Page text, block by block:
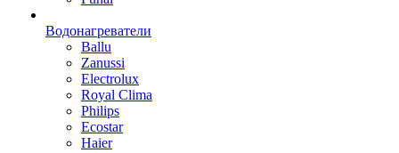
Водонагреватели
Ballu
Zanussi
Electrolux
Royal Clima
Philips
Ecostar
Haier